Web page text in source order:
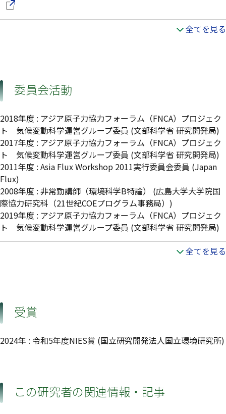
全てを見る
委員会活動
2018年度 : アジア原子力協力フォーラム（FNCA）プロジェク
ト 気候変動科学運営グループ委員 (文部科学省 研究開発局)
2017年度 : アジア原子力協力フォーラム（FNCA）プロジェク
ト 気候変動科学運営グループ委員 (文部科学省 研究開発局)
2011年度 : Asia Flux Workshop 2011実行委員会委員 (Japan
Flux)
2008年度 : 非常勤講師（環境科学B特論）
(広島大学大学院国
際協力研究科（21世紀COEプログラム事務局）)
2019年度 : アジア原子力協力フォーラム（FNCA）プロジェク
ト 気候変動科学運営グループ委員 (文部科学省 研究開発局)
全てを見る
受賞
2024年 : 令和5年度NIES賞 (国立研究開発法人国立環境研究所)
この研究者の関連情報・記事